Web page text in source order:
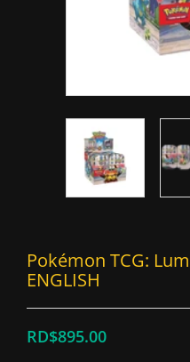
Pokémon TCG:
ENGLISH
RD$895.00